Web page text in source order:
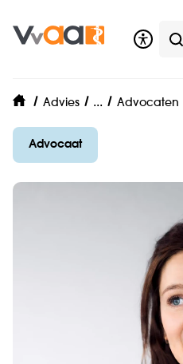
home
Advies ... VvAA Legal
Advocaten
Advocaat